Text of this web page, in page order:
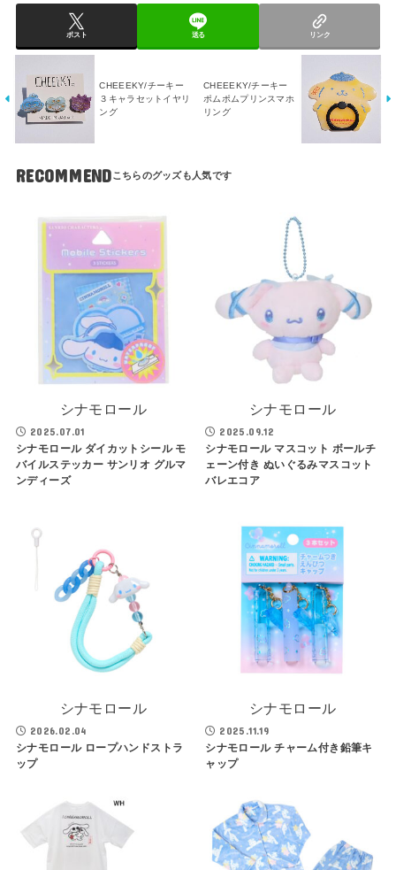
ポスト 送る リンク
CHEEEKY/チーキー
３キャラセットイヤリ
ング
CHEEEKY/チーキー
ポムポムプリンスマホ
リング
RECOMMEND
シナモロール
2025.07.01
シナモロール ダイカットシール モ
バイルステッカー サンリオ グルマ
ンディーズ
シナモロール
2025.09.12
シナモロール マスコット ボールチ
ェーン付き ぬいぐるみマスコット
バレエコア
シナモロール
2026.02.04
シナモロール ロープハンドストラ
ップ
シナモロール
2025.11.19
シナモロール チャーム付き鉛筆キ
ャップ